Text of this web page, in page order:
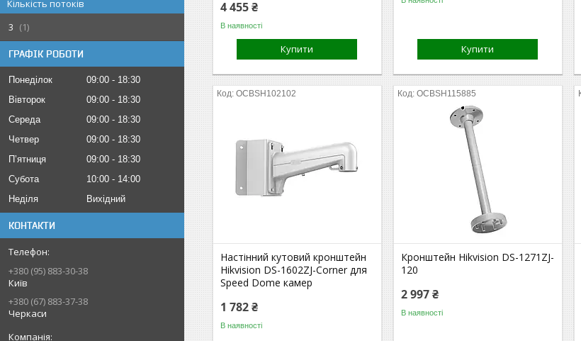
Кількість потоків
3
1
ГРАФІК РОБОТИ
Понеділок 09:00
18:30
Вівторок
09:00
18:30
Середа
09:00
18:30
Четвер
09:00
18:30
Пʼятниця
09:00
18:30
Субота
10:00
14:00
Неділя
Вихідний
КОНТАКТИ
+380 (95) 883-30-38
Київ
+380 (67) 883-37-38
Черкаси
4 455 ₴
В наявності
Купити Купити
OCBSH102102
Настінний кутовий кронштейн
Hikvision DS-1602ZJ-Corner для
Speed Dome камер
1 782 ₴
В наявності
OCBSH115885
Кронштейн Hikvision DS-1271ZJ-
120
2 997 ₴
В наявності